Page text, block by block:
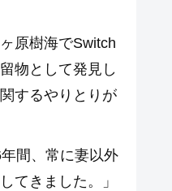
原樹海でSwitch
物として発見し
するやりとりが
年間、常に妻以外
てきました。」